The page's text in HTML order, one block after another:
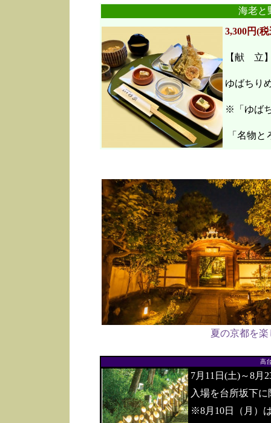
海老
3,300円(
【献 立
ゆばちり
※「ゆば
「名物と
夏の京都を
高
7月11日(土)～8月
入場を台所坂下
※8月10日（月）